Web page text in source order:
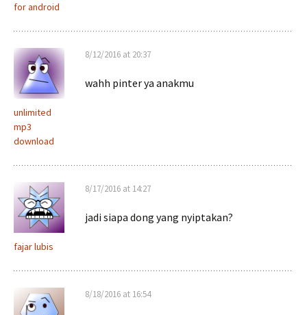
for android
unlimited
mp3
download
8/12/2016 at 20:37
wahh pinter ya anakmu
fajar lubis
8/17/2016 at 14:27
jadi siapa dong yang nyiptakan?
8/18/2016 at 16:54